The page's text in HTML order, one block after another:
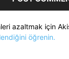
azaltmak için
öğrenin.